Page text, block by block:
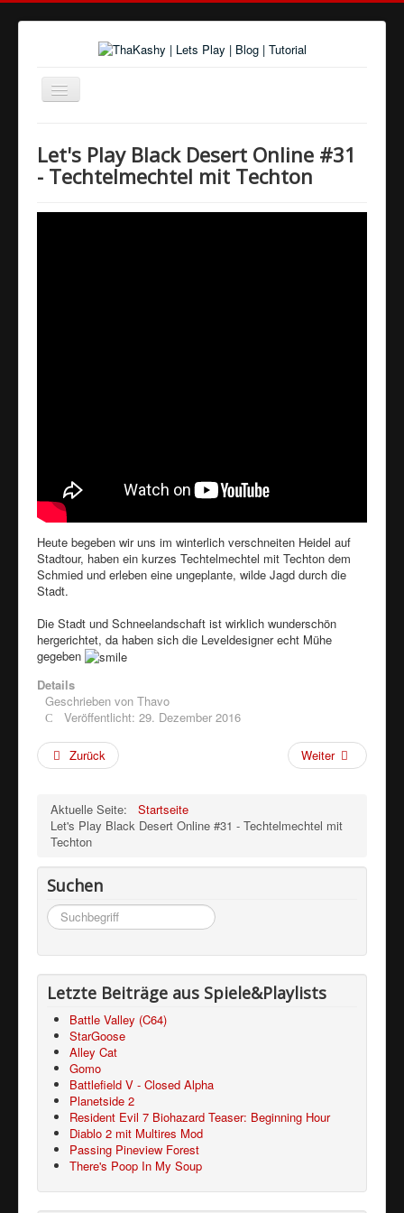
Navigation
an/aus
Über uns
Let's Play Black Desert Online #31
- Techtelmechtel mit Techton
Heute begeben wir uns im winterlich verschneiten Heidel auf
Stadtour, haben ein kurzes Techtelmechtel mit Techton dem
Schmied und erleben eine ungeplante, wilde Jagd durch die
Stadt.
Die Stadt und Schneelandschaft ist wirklich wunderschön
hergerichtet, da haben sich die Leveldesigner echt Mühe
gegeben
Details
Geschrieben von Thavo
Veröffentlicht: 29. Dezember 2016
Zurück Weiter
Aktuelle Seite:
Startseite
Let's Play Black Desert Online #31 - Techtelmechtel mit
Techton
Suchen
Suchen
...
Letzte Beiträge aus Spiele&Playlists
Battle Valley (C64)
StarGoose
Alley Cat
Gomo
Battlefield V - Closed Alpha
Planetside 2
Resident Evil 7 Biohazard Teaser: Beginning Hour
Diablo 2 mit Multires Mod
Passing Pineview Forest
There's Poop In My Soup